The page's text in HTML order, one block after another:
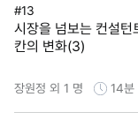
#13
시장을 넘보는 컨설턴
칸의 변화(3)
장원정 외 1 명 14분